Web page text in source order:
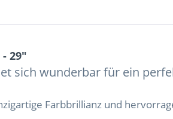
29"
sich wunderbar für ein
Farbbrillianz und